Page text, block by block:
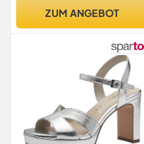
ZUM ANGEBOT